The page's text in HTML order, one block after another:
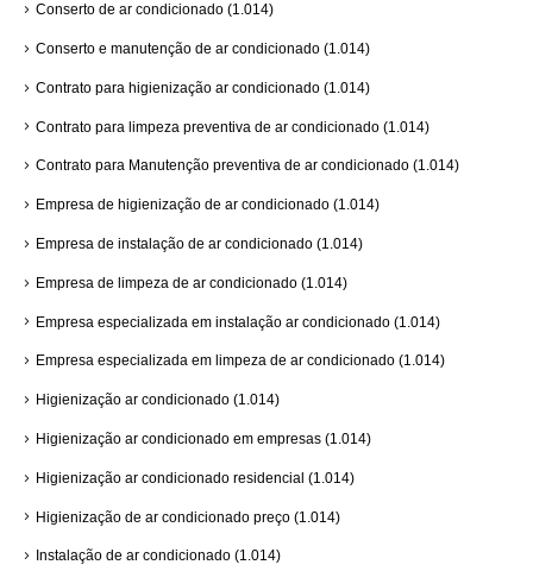
Conserto de ar condicionado (1.014)
Conserto e manutenção de ar condicionado (1.014)
Contrato para higienização ar condicionado (1.014)
Contrato para limpeza preventiva de ar condicionado (1.014)
Contrato para Manutenção preventiva de ar condicionado (1.014)
Empresa de higienização de ar condicionado (1.014)
Empresa de instalação de ar condicionado (1.014)
Empresa de limpeza de ar condicionado (1.014)
Empresa especializada em instalação ar condicionado (1.014)
Empresa especializada em limpeza de ar condicionado (1.014)
Higienização ar condicionado (1.014)
Higienização ar condicionado em empresas (1.014)
Higienização ar condicionado residencial (1.014)
Higienização de ar condicionado preço (1.014)
Instalação de ar condicionado (1.014)